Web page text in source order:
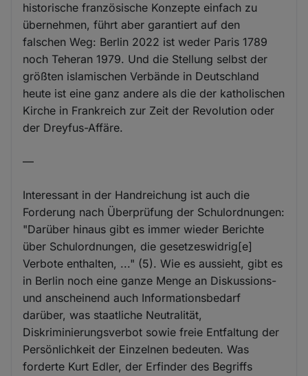
historische französische Konzepte einfach zu
übernehmen, führt aber garantiert auf den
falschen Weg: Berlin 2022 ist weder Paris 1789
noch Teheran 1979. Und die Stellung selbst der
größten islamischen Verbände in Deutschland
heute ist eine ganz andere als die der katholischen
Kirche in Frankreich zur Zeit der Revolution oder
der Dreyfus-Affäre.
—
Interessant in der Handreichung ist auch die
Forderung nach Überprüfung der Schulordnungen:
"Darüber hinaus gibt es immer wieder Berichte
über Schulordnungen, die gesetzeswidrig[e]
Verbote enthalten, ..." (5). Wie es aussieht, gibt es
in Berlin noch eine ganze Menge an Diskussions-
und anscheinend auch Informationsbedarf
darüber, was staatliche Neutralität,
Diskriminierungsverbot sowie freie Entfaltung der
Persönlichkeit der Einzelnen bedeuten. Was
forderte Kurt Edler, der Erfinder des Begriffs